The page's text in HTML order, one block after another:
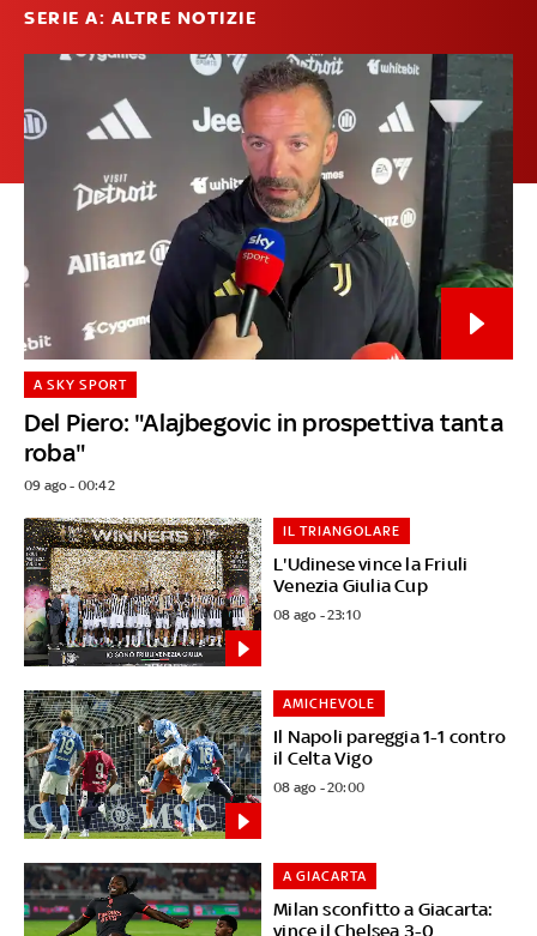
SERIE A: ALTRE NOTIZIE
Del Piero: "Alajbegovic in prospettiva tanta
roba"
A SKY SPORT
09 ago - 00:42
L'Udinese vince la Friuli
Venezia Giulia Cup
IL TRIANGOLARE
08 ago - 23:10
Il Napoli pareggia 1-1 contro
il Celta Vigo
AMICHEVOLE
08 ago - 20:00
Milan sconfitto a Giacarta:
vince il Chelsea 3-0
A GIACARTA